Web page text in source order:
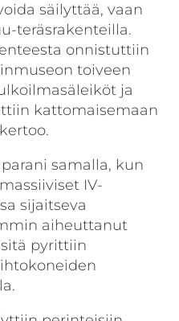
säilyttää, vaan
teräsrakenteilla.
onnistuttiin
toiveen
ja
kattomaisemaan
samalla, kun
IV-
sijaitseva
aiheuttanut
pyrittiin